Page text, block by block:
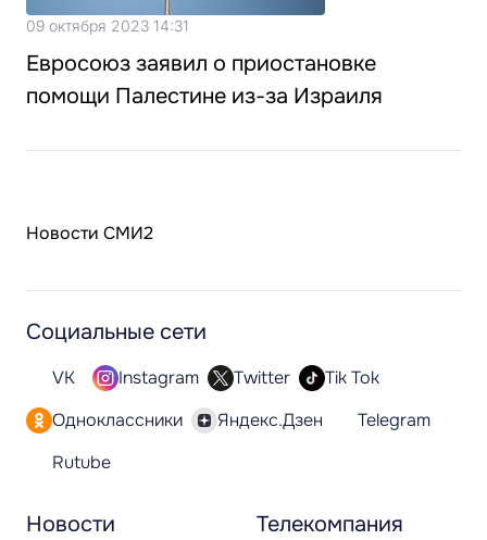
09 октября 2023 14:31
Евросоюз заявил о приостановке
помощи Палестине из-за Израиля
Новости СМИ2
Новости Телекомпания
Социальные сети
VK Instagram Twitter
Tik Tok
Одноклассники
Яндекс.Дзен
Telegram
Rutube